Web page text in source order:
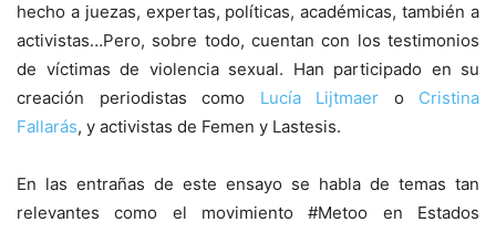
hecho a juezas, expertas, políticas, académicas, también a
activistas…Pero, sobre todo, cuentan con los testimonios
de víctimas de violencia sexual. Han participado en su
creación periodistas como Lucía Lijtmaer o Cristina
Fallarás, y activistas de Femen y Lastesis.
En las entrañas de este ensayo se habla de temas tan
relevantes como el movimiento #Metoo en Estados